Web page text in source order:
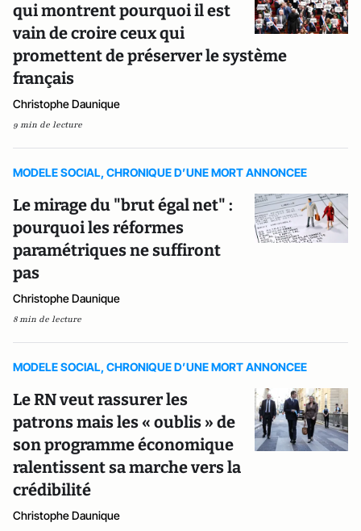
qui montrent pourquoi il est
vain de croire ceux qui
promettent de préserver le système
français
Christophe Daunique
9 min de lecture
MODELE SOCIAL, CHRONIQUE D’UNE MORT ANNONCEE
Le mirage du "brut égal net" :
pourquoi les réformes
paramétriques ne suffiront
pas
Christophe Daunique
8 min de lecture
MODELE SOCIAL, CHRONIQUE D’UNE MORT ANNONCEE
Le RN veut rassurer les
patrons mais les « oublis » de
son programme économique
ralentissent sa marche vers la
crédibilité
Christophe Daunique